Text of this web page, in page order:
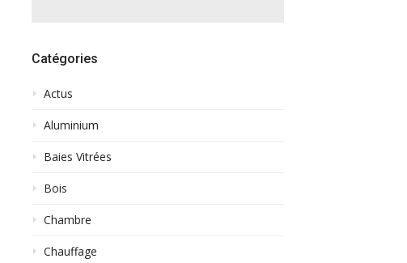
Catégories
Actus
Aluminium
Baies Vitrées
Bois
Chambre
Chauffage